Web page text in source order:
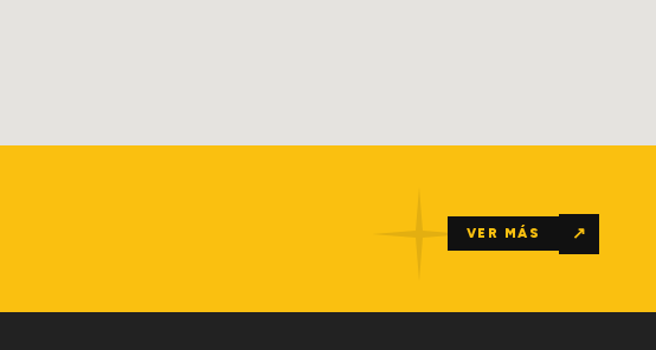
VER MÁS ↗